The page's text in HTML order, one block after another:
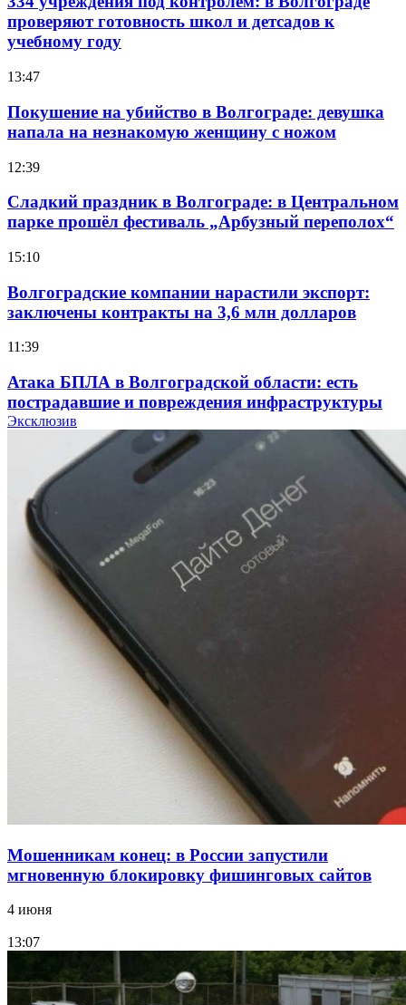
проверяют готовность школ и детсадов к
учебному году
13:47
Покушение на убийство в Волгограде: девушка
напала на незнакомую женщину с ножом
12:39
Сладкий праздник в Волгограде: в Центральном
парке прошёл фестиваль „Арбузный переполох“
15:10
Волгоградские компании нарастили экспорт:
заключены контракты на 3,6 млн долларов
11:39
Атака БПЛА в Волгоградской области: есть
пострадавшие и повреждения инфраструктуры
Волгоградские вузы в топе зарплатного
рейтинга: ВолгГТУ и ВолгГМУ вошли в топ‑15
для химической отрасли и фармацевтики
18:39
В Красноармейском районе Волгограда стартует
конкурс на ремонт моста через Волго‑Донской
судоходный канал
Фестиваль #ТриЧетыре в Волгограде пройдёт
11–13 сентября в рамках Года единства народов
Эксклюзив
Мошенникам конец: в России запустили
мгновенную блокировку фишинговых сайтов
4 июня
13:07